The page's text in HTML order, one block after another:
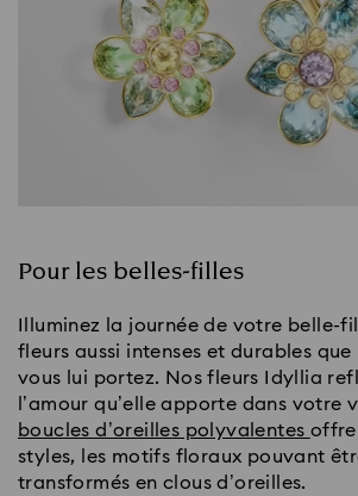
Pour les belles-filles
Illuminez la journée de votre belle-
fleurs aussi intenses et durables que
vous lui portez. Nos fleurs Idyllia
l’amour qu’elle apporte dans votre
boucles d’oreilles polyvalentes
styles, les motifs floraux pouvant
transformés en clous d’oreilles.